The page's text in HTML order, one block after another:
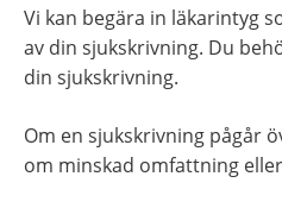
Vi kan begära in läkarintyg
av din sjukskrivning. Du
din sjukskrivning.
Om en sjukskrivning pågår
om minskad omfattning